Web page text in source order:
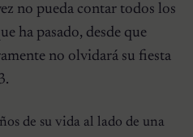
no pueda contar todos los
ha pasado, desde que
no olvidará su fiesta
de su vida al lado de una